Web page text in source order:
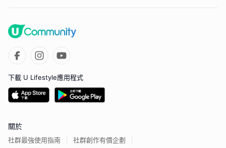
下載 U Lifestyle應用程式
關於
社群最強使用指南 社群創作有價企劃